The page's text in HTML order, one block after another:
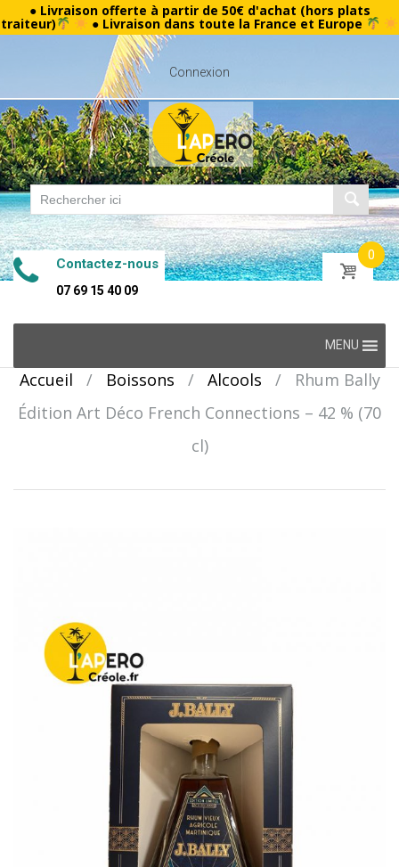
● Livraison offerte à partir de 50€ d'achat (hors plats
traiteur) ● Livraison dans toute la France et Europe
Connexion
Contactez-nous
07 69 15 40 09
0
content
MENU
Accueil / Boissons / Alcools /
Rhum Bally
Édition Art Déco French Connections – 42 % (70
cl)